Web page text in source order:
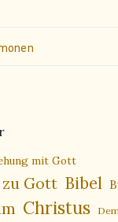
mit Gott
Gott Bibel
Christus